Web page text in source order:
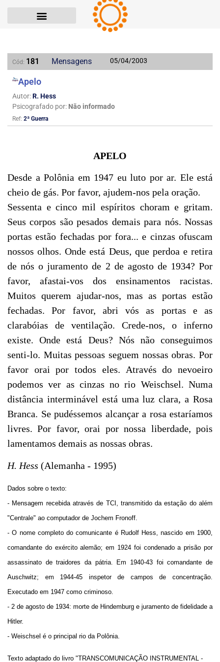
Cód: 181 Mensagens 05/04/2003
Apelo
Autor:R. Hess
Psicografado por: Não informado
Ref: 2ª Guerra
APELO
Desde a Polônia em 1947 eu luto por ar. Ele está
cheio de gás. Por favor, ajudem-nos pela oração.
Sessenta e cinco mil espíritos choram e gritam.
Seus corpos são pesados demais para nós. Nossas
portas estão fechadas por fora... e cinzas ofuscam
nossos olhos. Onde está Deus, que perdoa e retira
de nós o juramento de 2 de agosto de 1934? Por
favor, afastai-vos dos ensinamentos racistas.
Muitos querem ajudar-nos, mas as portas estão
fechadas. Por favor, abri vós as portas e as
clarabóias de ventilação. Crede-nos, o inferno
existe. Onde está Deus? Nós não conseguimos
senti-lo. Muitas pessoas seguem nossas obras. Por
favor orai por todos eles. Através do nevoeiro
podemos ver as cinzas no rio Weischsel. Numa
distância interminável está uma luz clara, a Rosa
Branca. Se pudéssemos alcançar a rosa estaríamos
livres. Por favor, orai por nossa liberdade, pois
lamentamos demais as nossas obras.
H. Hess (Alemanha - 1995)
Dados sobre o texto:
- Mensagem recebida através de TCI, transmitido da estação do além
"Centrale" ao computador de Jochem Fronoff.
- O nome completo do comunicante é Rudolf Hess, nascido em 1900,
comandante do exército alemão; em 1924 foi condenado a prisão por
assassinato de traidores da pátria. Em 1940-43 foi comandante de
Auschwitz; em 1944-45 inspetor de campos de concentração.
Executado em 1947 como criminoso.
- 2 de agosto de 1934: morte de Hindemburg e juramento de fidelidade a
Hitler.
- Weischsel é o principal rio da Polônia.
Texto adaptado do livro "TRANSCOMUNICAÇÃO INSTRUMENTAL -